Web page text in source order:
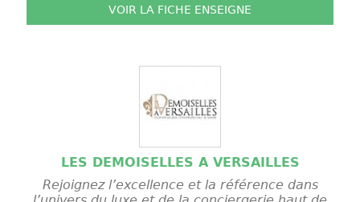
VOIR LA FICHE ENSEIGNE
LES DEMOISELLES A VERSAILLES
Rejoignez l’excellence et la référence dans